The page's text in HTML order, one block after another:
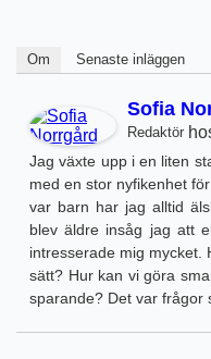
Om Senaste inläggen
Sofia
Redaktör
Jag växte upp i en liten
med en stor nyfikenhet
var barn har jag alltid
blev äldre insåg jag att
intresserade mig mycket.
sätt? Hur kan vi göra
sparande? Det var frågor